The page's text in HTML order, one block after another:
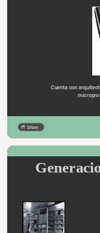
Cuenta con
Share